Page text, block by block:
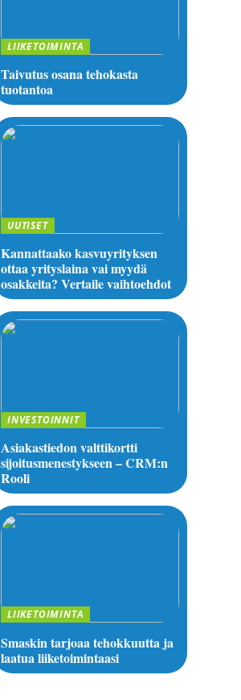
LIIKETOIMINTA
Taivutus osana tehokasta
tuotantoa
UUTISET
Kannattaako kasvuyrityksen
ottaa yrityslaina vai myydä
osakkeita? Vertaile vaihtoehdot
INVESTOINNIT
Asiakastiedon valttikortti
sijoitusmenestykseen – CRM:n
Rooli
LIIKETOIMINTA
Smaskin tarjoaa tehokkuutta ja
laatua liiketoimintaasi